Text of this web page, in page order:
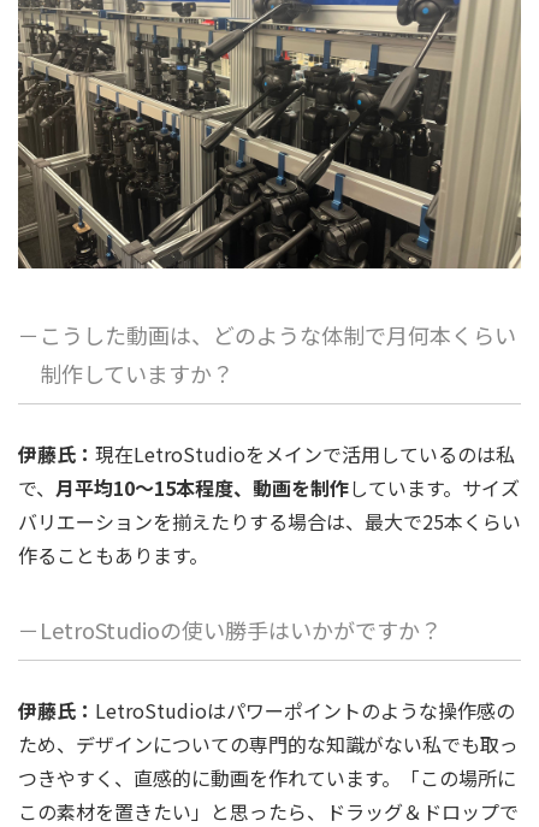
－こうした動画は、どのような体制で月何本くらい
制作していますか？
伊藤氏： 現在LetroStudioをメインで活用しているのは私
で、 月平均10～15本程度、動画を制作しています。サイズ
バリエーションを揃えたりする場合は、最大で25本くらい
作ることもあります。
－LetroStudioの使い勝手はいかがですか？
伊藤氏： LetroStudioはパワーポイントのような操作感の
ため、デザインについての専門的な知識がない私でも取っ
つきやすく、直感的に動画を作れています。「この場所に
この素材を置きたい」と思ったら、ドラッグ＆ドロップで